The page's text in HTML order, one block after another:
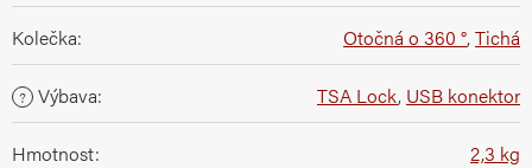
Kolečka: Otočná o 360 °,Tichá
? Výbava: TSA Lock, USB konektor
Hmotnost: 2,3 kg